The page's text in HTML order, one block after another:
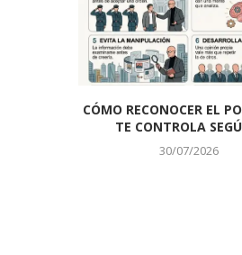
CÓMO RECONOCER EL
TE CONTROLA
30/07/2026